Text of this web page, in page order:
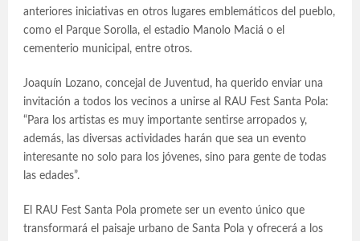
anteriores iniciativas en otros lugares emblemáticos del pueblo,
como el Parque Sorolla, el estadio Manolo Maciá o el
cementerio municipal, entre otros.
Joaquín Lozano, concejal de Juventud, ha querido enviar una
invitación a todos los vecinos a unirse al RAU Fest Santa Pola:
“Para los artistas es muy importante sentirse arropados y,
además, las diversas actividades harán que sea un evento
interesante no solo para los jóvenes, sino para gente de todas
las edades”.
El RAU Fest Santa Pola promete ser un evento único que
transformará el paisaje urbano de Santa Pola y ofrecerá a los